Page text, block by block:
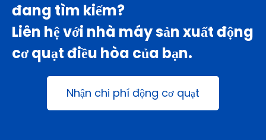
đang tìm kiếm?
Liên hệ với nhà máy sản xuất động
cơ quạt điều hòa của bạn.
Nhận chi phí động cơ quạt